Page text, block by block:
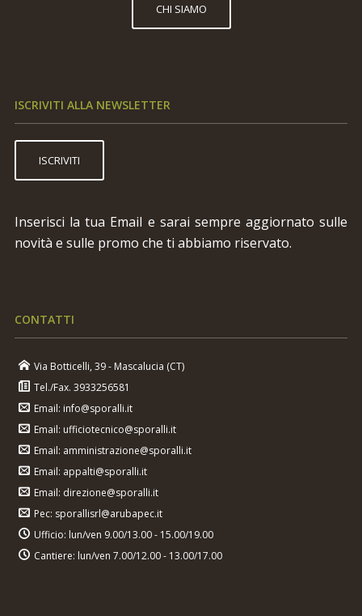
CHI SIAMO
ISCRIVITI ALLA NEWSLETTER
ISCRIVITI
Inserisci la tua Email e sarai sempre aggiornato sulle
novità e sulle promo che ti abbiamo riservato.
CONTATTI
Via Botticelli, 39 - Mascalucia (CT)
Tel./Fax. 3933256581
Email: info@sporalli.it
Email: ufficiotecnico@sporalli.it
Email: amministrazione@sporalli.it
Email: appalti@sporalli.it
Email: direzione@sporalli.it
Pec: sporallisrl@arubapec.it
Ufficio: lun/ven 9.00/13.00 - 15.00/19.00
Cantiere: lun/ven 7.00/12.00 - 13.00/17.00